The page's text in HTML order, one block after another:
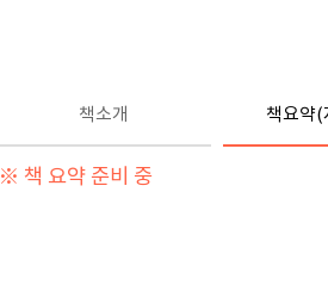
책소개 책요약(
※ 책 요약 준비 중